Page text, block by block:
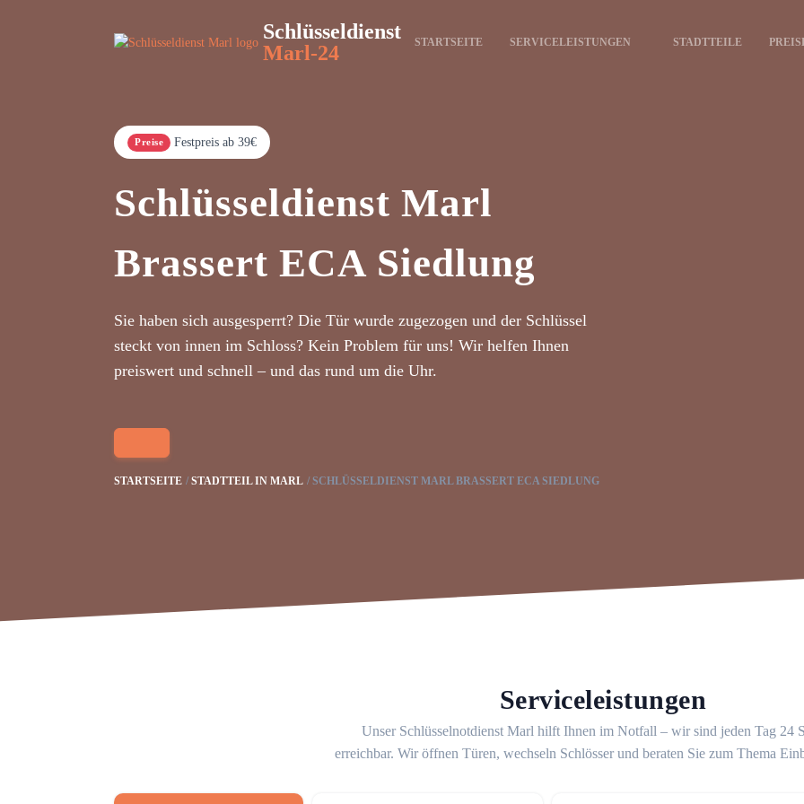
Schlüsseldienst
Marl-24
STARTSEITE SERVICELEISTUNGEN STADTTEILE
Preise Festpreis ab 39€
Schlüsseldienst Marl
Brassert ECA Siedlung
Sie haben sich ausgesperrt? Die Tür wurde zugezogen und der Schlüssel
steckt von innen im Schloss? Kein Problem für uns! Wir helfen Ihnen
preiswert und schnell – und das rund um die Uhr.
STARTSEITE STADTTEIL IN MARL SCHLÜSSELDIENST MARL BRASSERT ECA SIEDLUNG
Serviceleistungen
Unser Schlüsselnotdienst Marl hilft Ihnen im Notfall – wir sind jeden Tag 24
erreichbar. Wir öffnen Türen, wechseln Schlösser und beraten Sie zum Thema